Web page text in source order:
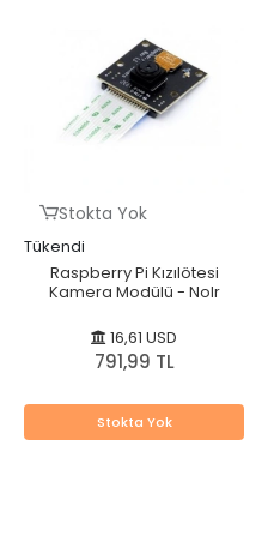
Stokta Yok
Tükendi
Raspberry Pi Kızılötesi
Kamera Modülü - NoIr
16,61 USD
791,99 TL
Stokta Yok